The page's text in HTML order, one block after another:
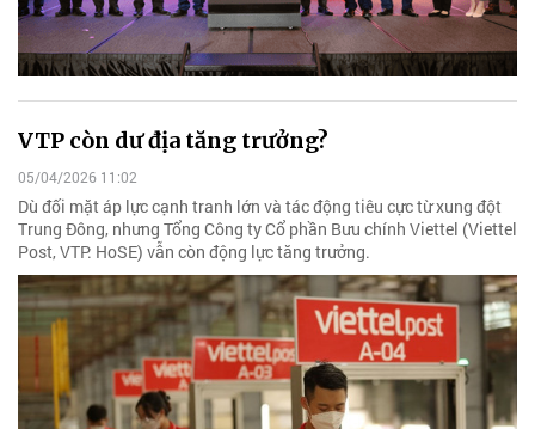
VTP còn dư địa tăng trưởng?
05/04/2026 11:02
Dù đối mặt áp lực cạnh tranh lớn và tác động tiêu cực từ xung đột
Trung Đông, nhưng Tổng Công ty Cổ phần Bưu chính Viettel (Viettel
Post, VTP: HoSE) vẫn còn động lực tăng trưởng.